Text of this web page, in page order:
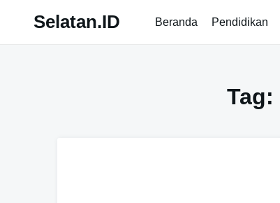
Selatan.ID Beranda Pendidikan
Tag: